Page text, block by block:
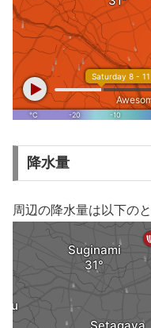
降水量
周辺の降水量は以下の